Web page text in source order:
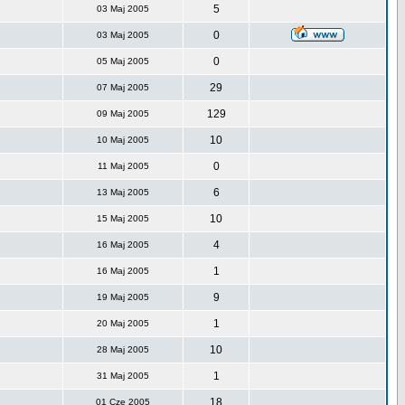
03 Maj 2005 5
03 Maj 2005 0
05 Maj 2005 0
07 Maj 2005 29
09 Maj 2005 129
10 Maj 2005 10
11 Maj 2005 0
13 Maj 2005 6
15 Maj 2005 10
16 Maj 2005 4
16 Maj 2005 1
19 Maj 2005 9
20 Maj 2005 1
28 Maj 2005 10
31 Maj 2005 1
01 Cze 2005 18